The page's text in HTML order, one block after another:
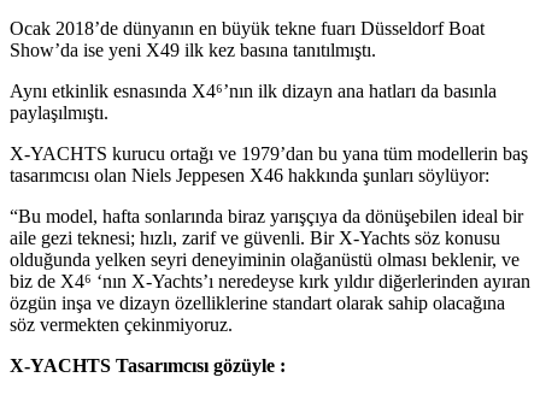
Ocak 2018’de dünyanın en büyük tekne fuarı Düsseldorf Boat
Show’da ise yeni X49 ilk kez basına tanıtılmıştı.
Aynı etkinlik esnasında X4⁶’nın ilk dizayn ana hatları da basınla
paylaşılmıştı.
X-YACHTS kurucu ortağı ve 1979’dan bu yana tüm modellerin baş
tasarımcısı olan Niels Jeppesen X46 hakkında şunları söylüyor:
“Bu model, hafta sonlarında biraz yarışçıya da dönüşebilen ideal bir
aile gezi teknesi; hızlı, zarif ve güvenli. Bir X-Yachts söz konusu
olduğunda yelken seyri deneyiminin olağanüstü olması beklenir, ve
biz de X4⁶ ‘nın X-Yachts’ı neredeyse kırk yıldır diğerlerinden ayıran
özgün inşa ve dizayn özelliklerine standart olarak sahip olacağına
söz vermekten çekinmiyoruz.
X-YACHTS Tasarımcısı gözüyle :